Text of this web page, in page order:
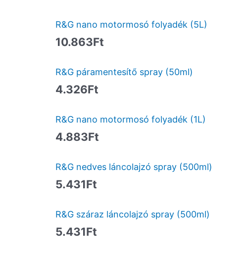
R&G nano motormosó folyadék (5L)
10.863Ft
R&G páramentesítő spray (50ml)
4.326Ft
R&G nano motormosó folyadék (1L)
4.883Ft
R&G nedves láncolajzó spray (500ml)
5.431Ft
R&G száraz láncolajzó spray (500ml)
5.431Ft